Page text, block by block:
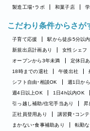
製造工場・ラボ
和菓子店
こだわり条件からさが
子育て応援 駅から徒歩5分以内
新規出店計画あり
女性シェフ
オープンから3年未満
定休日
18時までの退社
午後出社
シフト自由・相談OK
週1日か
週4日以上OK
1日4h以内OK
引っ越し補助/住宅手当あり
昇
正社員登用あり
講習費・コン
まかない・食事補助あり
転勤な